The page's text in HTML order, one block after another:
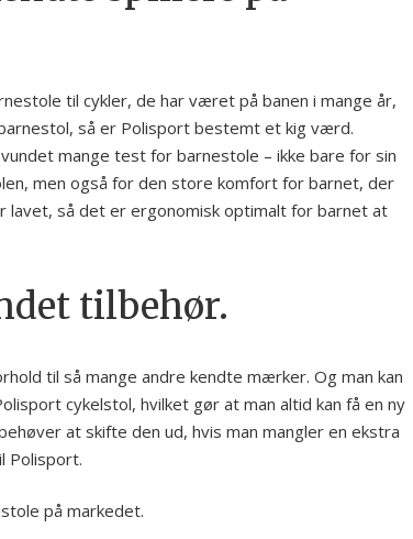
til cykler, de har været på banen i mange år,
så er Polisport bestemt et kig værd.
mange test for barnestole – ikke bare for sin
men også for den store komfort for barnet, der
lavet, så det er ergonomisk optimalt for barnet at
tilbehør.
til så mange andre kendte mærker. Og man kan
cykelstol, hvilket gør at man altid kan få en ny
at skifte den ud, hvis man mangler en ekstra
Polisport.
på markedet.